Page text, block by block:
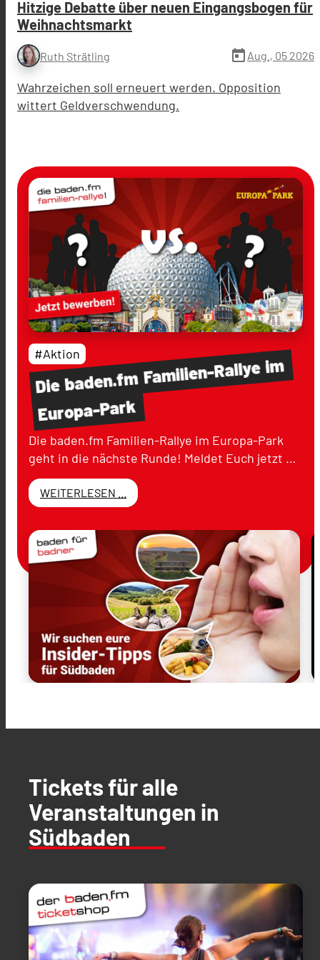
Hitzige Debatte über neuen Eingangsbogen für
Weihnachtsmarkt
Ruth Strätling today Aug., 05 2026
Wahrzeichen soll erneuert werden. Opposition
wittert Geldverschwendung.
Diebaden.fmFamilien-Rallyeim
Europa-Park
#Aktion
Die baden.fm Familien-Rallye im Europa-Park
geht in die nächste Runde! Meldet Euch jetzt …
WEITERLESEN ...
Tickets für alle
Veranstaltungen in
Südbaden